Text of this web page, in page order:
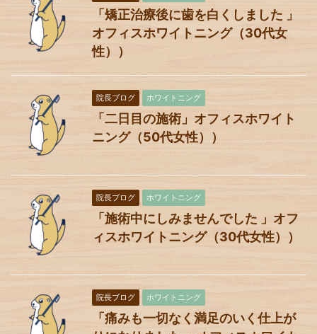
「矯正治療後に歯を白くしました 」
オフィスホワイトニング（30代女
性））
院長ブログ ホワイトニング
「二日目の施術」オフィスホワイト
ニング（50代女性））
院長ブログ ホワイトニング
「施術中にしみませんでした 」オフ
ィスホワイトニング（30代女性））
院長ブログ ホワイトニング
「痛みも一切なく満足のいく仕上が